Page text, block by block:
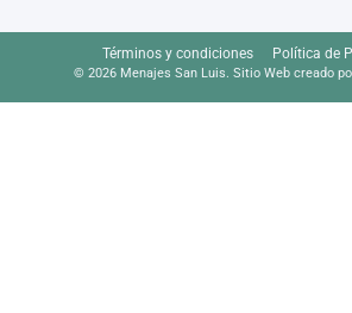
Términos y condiciones Política de
© 2026 Menajes San Luis. Sitio Web creado